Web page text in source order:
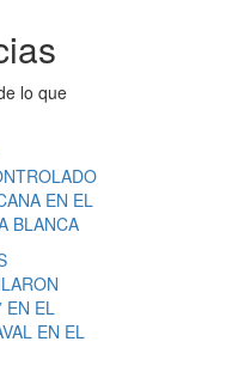
lo que
EN EL
BLANCA
EN EL
EN EL